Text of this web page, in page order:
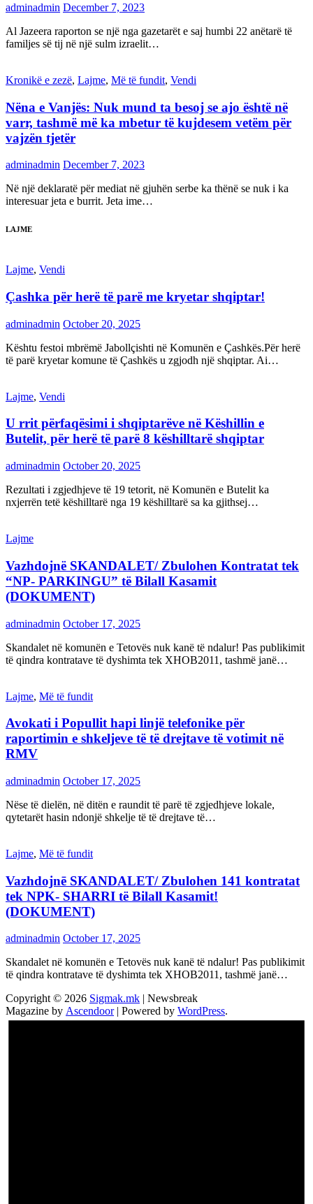
adminadmin December 7, 2023
Al Jazeera raporton se një nga gazetarët e saj humbi 22 anëtarë të
familjes së tij në një sulm izraelit…
Kronikë e zezë, Lajme, Më të fundit, Vendi
Nëna e Vanjës: Nuk mund ta besoj se ajo është në
varr, tashmë më ka mbetur të kujdesem vetëm për
vajzën tjetër
adminadmin December 7, 2023
Në një deklaratë për mediat në gjuhën serbe ka thënë se nuk i ka
interesuar jeta e burrit. Jeta ime…
LAJME
Lajme, Vendi
Çashka për herë të parë me kryetar shqiptar!
adminadmin October 20, 2025
Kështu festoi mbrëmë Jabollçishti në Komunën e Çashkës.Për herë
të parë kryetar komune të Çashkës u zgjodh një shqiptar. Ai…
Lajme, Vendi
U rrit përfaqësimi i shqiptarëve në Këshillin e
Butelit, për herë të parë 8 këshilltarë shqiptar
adminadmin October 20, 2025
Rezultati i zgjedhjeve të 19 tetorit, në Komunën e Butelit ka
nxjerrën tetë këshilltarë nga 19 këshilltarë sa ka gjithsej…
Lajme
Vazhdojnë SKANDALET/ Zbulohen Kontratat tek
“NP- PARKINGU” të Bilall Kasamit
(DOKUMENT)
adminadmin October 17, 2025
Skandalet në komunën e Tetovës nuk kanë të ndalur! Pas publikimit
të qindra kontratave të dyshimta tek XHOB2011, tashmë janë…
Lajme, Më të fundit
Avokati i Popullit hapi linjë telefonike për
raportimin e shkeljeve të të drejtave të votimit në
RMV
adminadmin October 17, 2025
Nëse të dielën, në ditën e raundit të parë të zgjedhjeve lokale,
qytetarët hasin ndonjë shkelje të të drejtave të…
Lajme, Më të fundit
Vazhdojnē SKANDALET/ Zbulohen 141 kontratat
tek NPK- SHARRI të Bilall Kasamit!
(DOKUMENT)
adminadmin October 17, 2025
Skandalet në komunën e Tetovës nuk kanë të ndalur! Pas publikimit
të qindra kontratave të dyshimta tek XHOB2011, tashmë janë…
Copyright © 2026 Sigmak.mk | Newsbreak
Magazine by Ascendoor| Powered by WordPress.